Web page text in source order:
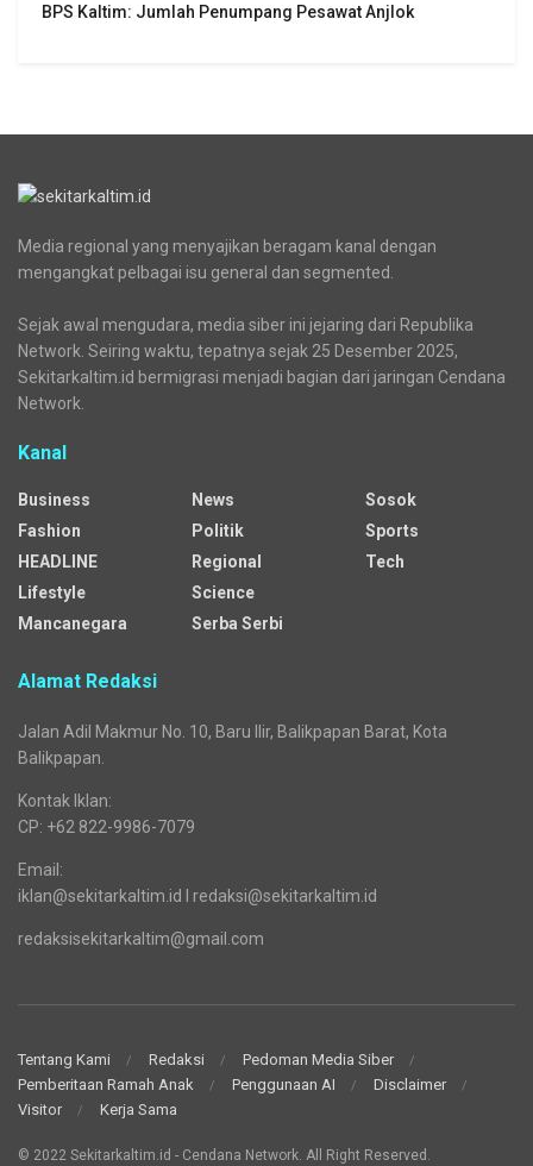
BPS Kaltim: Jumlah Penumpang Pesawat Anjlok
Media regional yang menyajikan beragam kanal dengan
mengangkat pelbagai isu general dan segmented.
Sejak awal mengudara, media siber ini jejaring dari Republika
Network. Seiring waktu, tepatnya sejak 25 Desember 2025,
Sekitarkaltim.id bermigrasi menjadi bagian dari jaringan Cendana
Network.
Kanal
Business
Fashion
HEADLINE
Lifestyle
Mancanegara
News
Politik
Regional
Science
Serba Serbi
Sosok
Sports
Tech
Alamat Redaksi
Jalan Adil Makmur No. 10, Baru Ilir, Balikpapan Barat, Kota
Balikpapan.
Kontak Iklan:
CP: +62 822-9986-7079
Email:
iklan@sekitarkaltim.id I redaksi@sekitarkaltim.id
redaksisekitarkaltim@gmail.com
Tentang Kami Redaksi
Pedoman Media Siber
Pemberitaan Ramah Anak
Penggunaan AI
Disclaimer
Visitor
Kerja Sama
© 2022 Sekitarkaltim.id - Cendana Network. All Right Reserved.